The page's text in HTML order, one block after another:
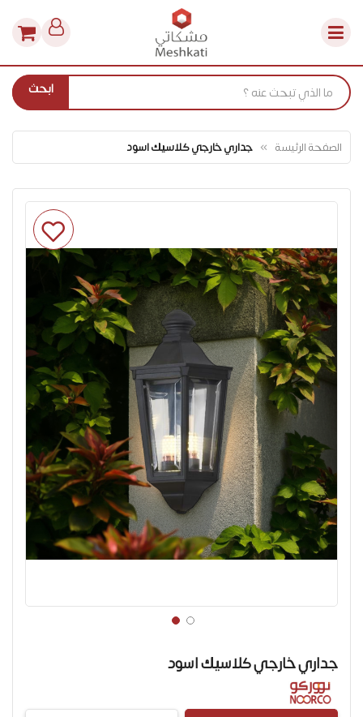
ابحث
الصفحة الرئيسة جداري خارجي كلاسيك اسود
جداري خارجي كلاسيك اسود
انتقل
معرض
الصور
إلى
بداية
معرض
الصور